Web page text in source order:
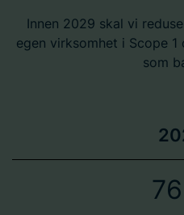
Innen 2029 skal vi
egen virksomhet i Scope
som